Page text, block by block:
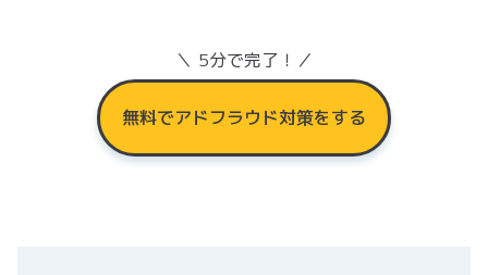
＼ 5分で完了！／
無料でアドフラウド対策をする